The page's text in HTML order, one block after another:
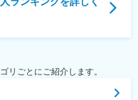
リごとにご紹介します。